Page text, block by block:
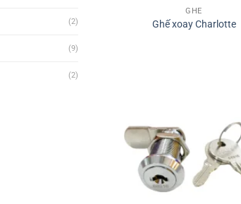
(2)
(9)
(2)
GHẾ
Ghế xoay Charlotte